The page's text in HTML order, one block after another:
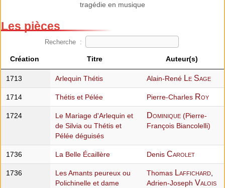
tragédie en musique
Les pièces
Recherche :
Création Titre Auteur(s)
1713 Arlequin Thétis Alain-René Le Sage
1714 Thétis et Pélée Pierre-Charles Roy
1724
Le Mariage d'Arlequin et
de Silvia ou Thétis et
Pélée déguisés
Dominique(Pierre-
François Biancolelli)
1736 La Belle Écaillère Denis Carolet
1736
Les Amants peureux ou
Polichinelle et dame
Thomas Laffichard,
Adrien-Joseph Valois